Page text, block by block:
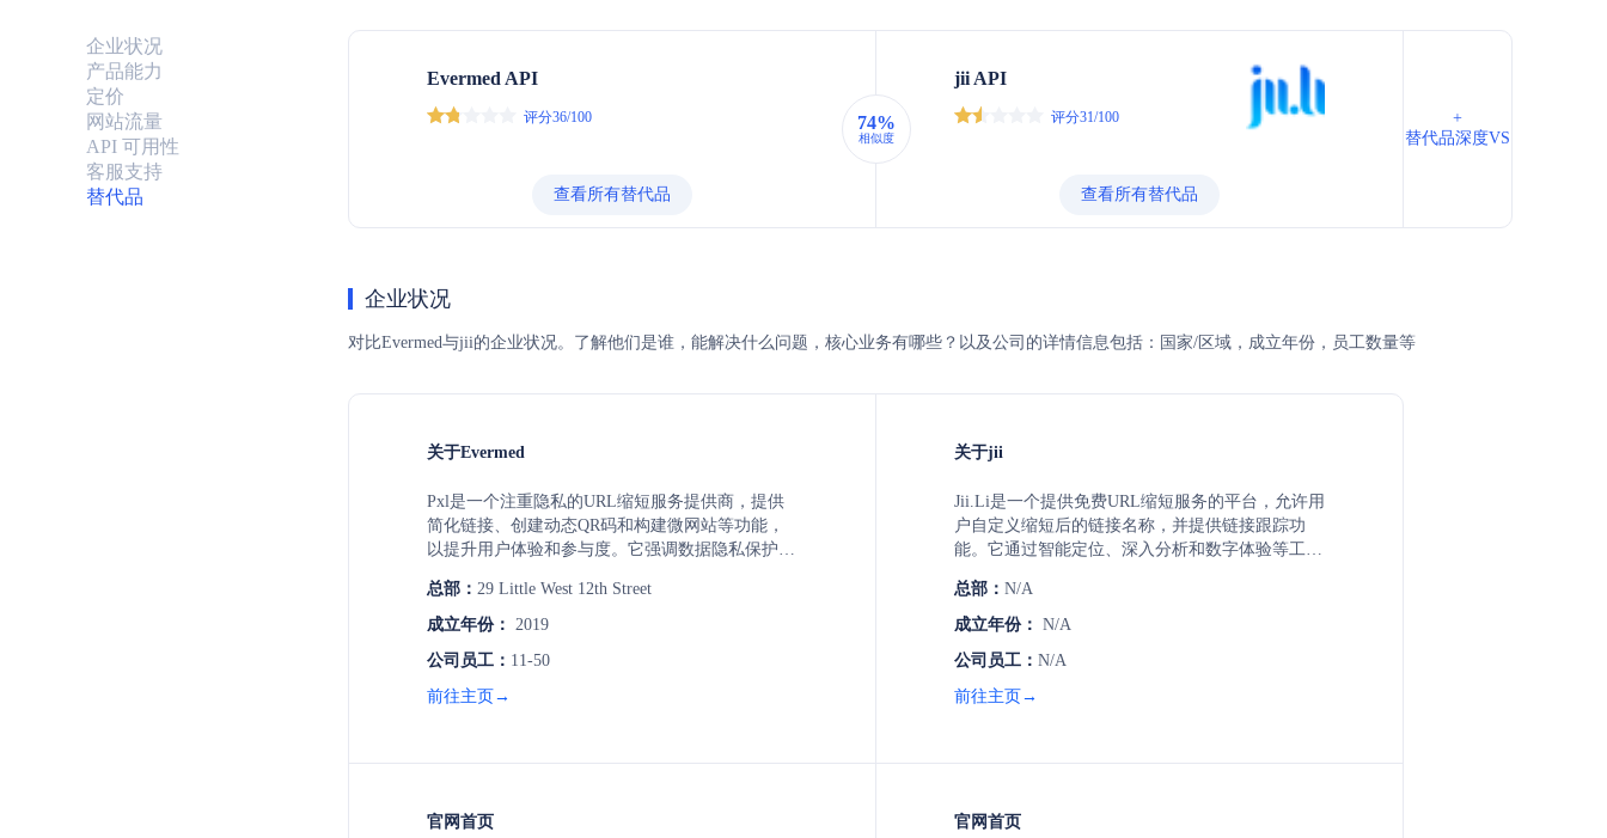
企业状况
产品能力
定价
网站流量
API 可用性
客服支持
替代品
Evermed API
评分36/100
查看所有替代品
74%
相似度
jii API
评分31/100
查看所有替代品
+
替代品深度VS
企业状况
对比Evermed与jii的企业状况。了解他们是谁，能解决什么问题，核心业务有哪些？以及公司的详情信息包括：国家/区域，成立年份，员工数量等
关于Evermed
Pxl是一个注重隐私的URL缩短服务提供商，提供
简化链接、创建动态QR码和构建微网站等功能，
以提升用户体验和参与度。它强调数据隐私保护，
帮助用户在不侵犯隐私的前提下优化链接表现。此
外，Pxl支持自定义域名和API集成，并提供AI辅助
总部： 29 Little West 12th Street
成立年份： 2019
公司员工： 11-50
前往主页→
关于jii
Jii.Li是一个提供免费URL缩短服务的平台，允许用
户自定义缩短后的链接名称，并提供链接跟踪功
能。它通过智能定位、深入分析和数字体验等工
QR码生成等营销工具。
总部： N/A
成立年份： N/A
公司员工： N/A
前往主页→
官网首页 官网首页